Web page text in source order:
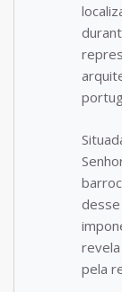
desse
pela